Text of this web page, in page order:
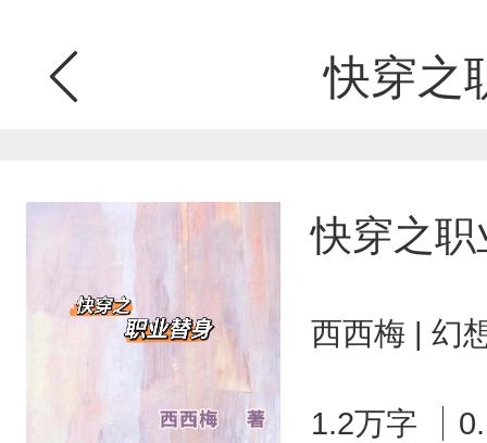
快穿之
快穿之
西西梅 | 幻
1.2万字